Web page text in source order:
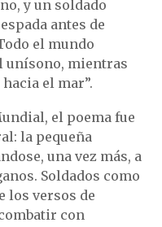
y un soldado
antes de
el mundo
unísono, mientras
el mar”.
el poema fue
la pequeña
una vez más, a
Soldados como
los versos de
con